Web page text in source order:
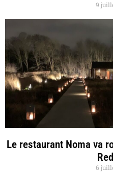
9
Le restaurant Noma va
6